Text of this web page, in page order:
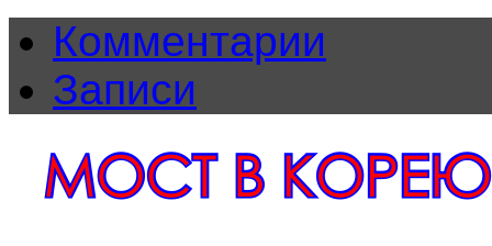
Комментарии
Записи